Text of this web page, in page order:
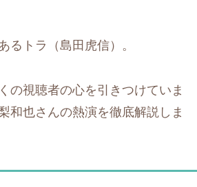
るトラ（島田虎信）。
の視聴者の心を引きつけていま
和也さんの熱演を徹底解説しま